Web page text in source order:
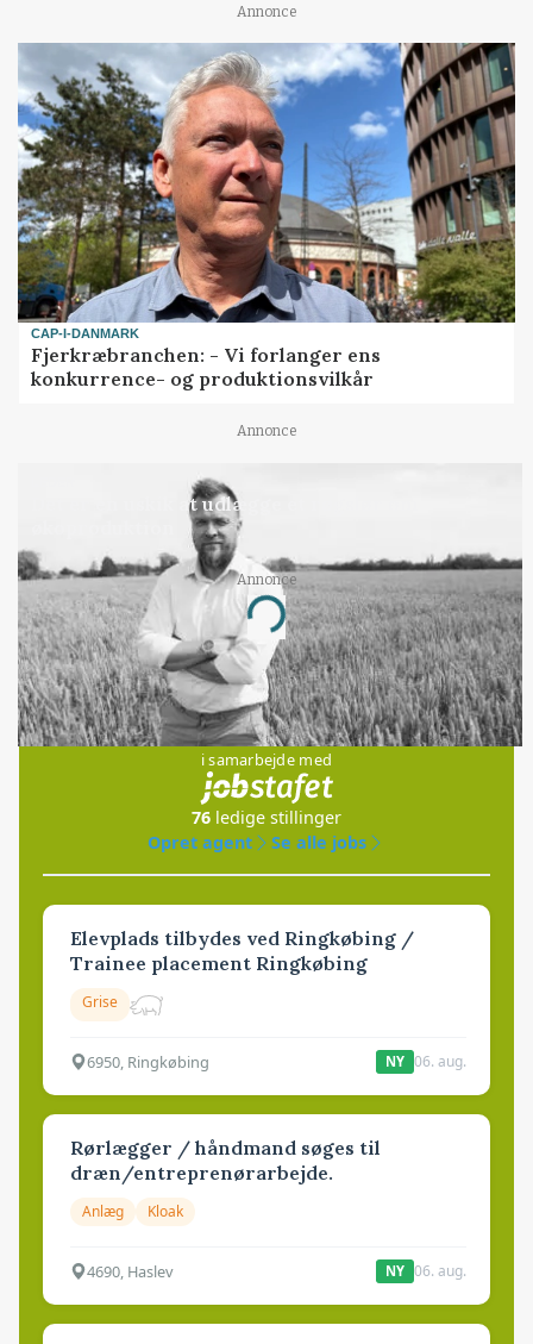
Annonce
CAP-I-DANMARK
Fjerkræbranchen: - Vi forlanger ens
konkurrence- og produktionsvilkår
Annonce
Det er en uskik at udlægge et røgslør om
Annonce
Loading...
Jobs
i samarbejde med
76 ledige stillinger
Opret agent
Se alle jobs
Elevplads tilbydes ved Ringkøbing /
Trainee placement Ringkøbing
Grise
6950, Ringkøbing NY 06. aug.
Rørlægger / håndmand søges til
dræn/entreprenørarbejde.
Anlæg Kloak
4690, Haslev NY 06. aug.